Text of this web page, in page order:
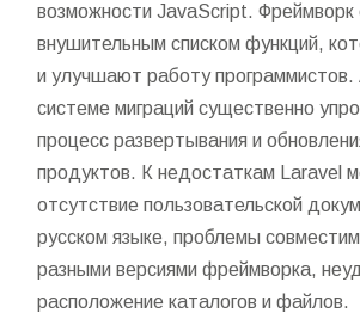
возможности JavaScript. Фреймворк
внушительным списком функций,
и улучшают работу программистов.
системе миграций существенно
процесс развертывания и
продуктов. К недостаткам Laravel
отсутствие пользовательской
русском языке, проблемы
разными версиями фреймворка,
расположение каталогов и файлов.